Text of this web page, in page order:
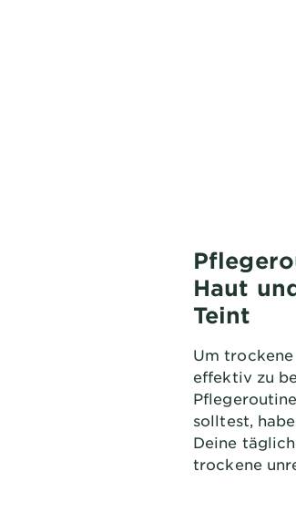
Haut
Teint
Um
effektiv zu
solltest,
Deine
trockene